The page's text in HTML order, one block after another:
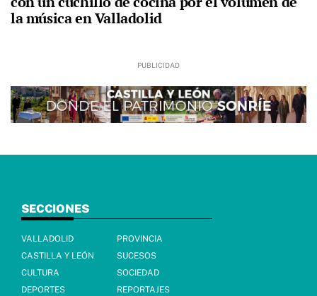
la música en Valladolid
SECCIONES
VALLADOLID
PROVINCIA
CASTILLA Y LEÓN
SUCESOS
CULTURA
SOCIEDAD
DEPORTES
REPORTAJES